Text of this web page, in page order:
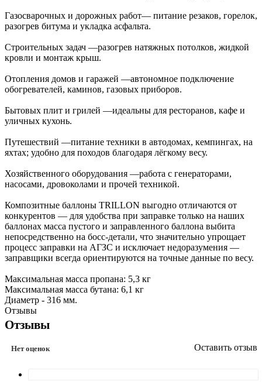
Газосварочных и дорожных работ— питание резаков, горелок,
разогрев битума и укладка асфальта.
Строительных задач —разогрев натяжных потолков, жидкой
кровли и монтаж крыш.
Отопления домов и гаражей —автономное подключение
обогревателей, каминов, газовых приборов.
Бытовых плит и грилей —идеальны для ресторанов, кафе и
уличных кухонь.
Путешествий —питание техники в автодомах, кемпингах, на
яхтах; удобно для походов благодаря лёгкому весу.
Хозяйственного оборудования —работа с генераторами,
насосами, дровоколами и прочей техникой.
Композитные баллоны TRILLON выгодно отличаются от
конкурентов — для удобства при заправке только на наших
баллонах масса пустого и заправленного баллона выбита
непосредственно на босс-детали, что значительно упрощает
процесс заправки на АГЗС и исключает недоразумения —
заправщики всегда ориентируются на точные данные по весу.
Максимальная масса пропана: 5,3 кг
Максимальная масса бутана: 6,1 кг
Диаметр - 316 мм.
Отзывы
Отзывы
Нет оценок Оставить отзыв